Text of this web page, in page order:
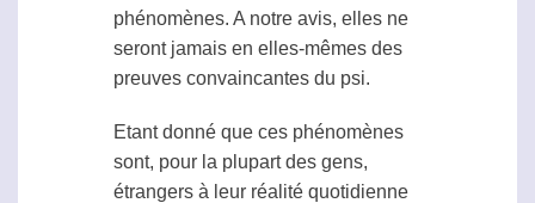
phénomènes. A notre avis, elles ne
seront jamais en elles-mêmes des
preuves convaincantes du psi.
Etant donné que ces phénomènes
sont, pour la plupart des gens,
étrangers à leur réalité quotidienne